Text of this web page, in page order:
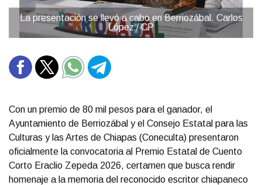
La presentación se llevó a cabo en Berriozábal. Carlos
López / CP
Con un premio de 80 mil pesos para el ganador, el
Ayuntamiento de Berriozábal y el Consejo Estatal para las
Culturas y las Artes de Chiapas (Coneculta) presentaron
oficialmente la convocatoria al Premio Estatal de Cuento
Corto Eraclio Zepeda 2026, certamen que busca rendir
homenaje a la memoria del reconocido escritor chiapaneco